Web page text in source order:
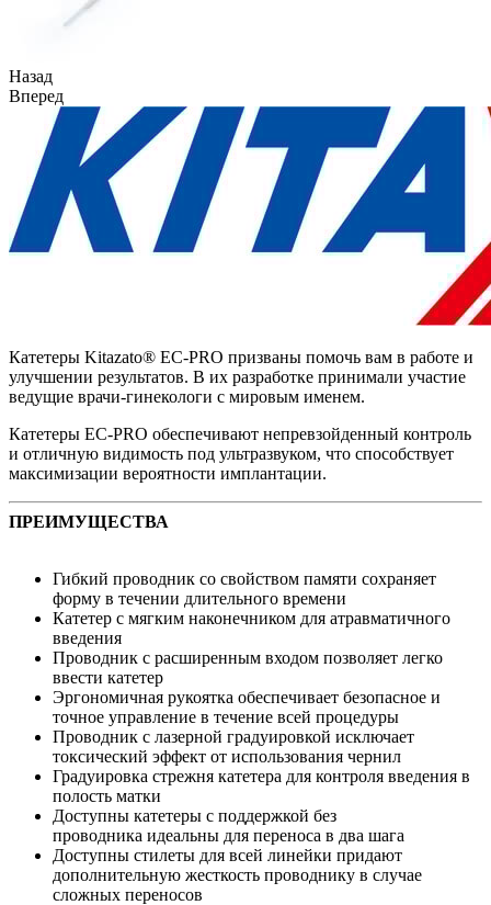
Назад
Вперед
Катетеры Kitazato® EC-PRO призваны помочь вам в работе и
улучшении результатов. В их разработке принимали участие
ведущие врачи-гинекологи с мировым именем.
Катетеры EC-PRO обеспечивают непревзойденный контроль
и отличную видимость под ультразвуком, что способствует
максимизации вероятности имплантации.
ПРЕИМУЩЕСТВА
Гибкий проводник со свойством памяти cохраняет
форму в течении длительного времени
Катетер с мягким наконечником для атравматичного
введения
Проводник с расширенным входом позволяет легко
ввести катетер
Эргономичная рукоятка обеспечивает безопасное и
точное управление в течение всей процедуры
Проводник с лазерной градуировкой исключает
токсический эффект от использования чернил
Градуировка стрежня катетера для контроля введения в
полость матки
Доступны катетеры с поддержкой без
проводника идеальны для переноса в два шага
Доступны стилеты для всей линейки придают
дополнительную жесткость проводнику в случае
сложных переносов